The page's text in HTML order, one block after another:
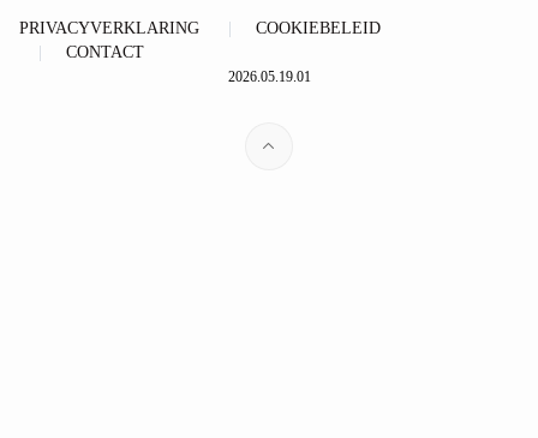
PRIVACYVERKLARING
COOKIEBELEID
CONTACT
2026.05.19.01